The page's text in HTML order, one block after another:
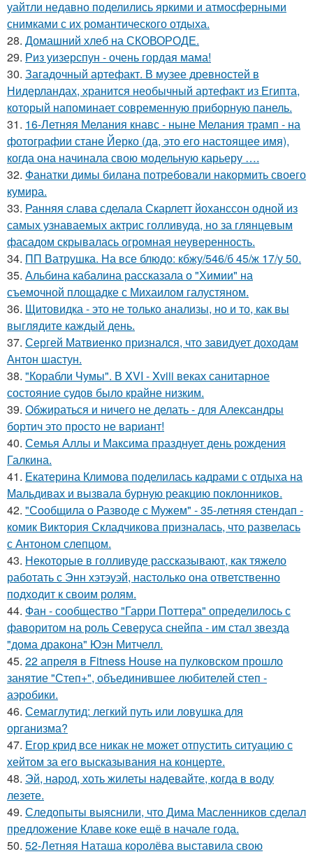
уайтли недавно поделились яркими и атмосферными
снимками с их романтического отдыха.
28. Домашний хлеб на СКОВОРОДЕ.
29. Риз уизерспун - очень гордая мама!
30. Загадочный артефакт. В музее древностей в
Нидерландах, хранится необычный артефакт из Египта,
который напоминает современную приборную панель.
31. 16-Летняя Мелания кнавс - ныне Мелания трамп - на
фотографии стане Йерко (да, это его настоящее имя),
когда она начинала свою модельную карьеру ….
32. Фанатки димы билана потребовали накормить своего
кумира.
33. Ранняя слава сделала Скарлетт йоханссон одной из
самых узнаваемых актрис голливуда, но за глянцевым
фасадом скрывалась огромная неуверенность.
34. ПП Ватрушка. На все блюдо: кбжу/546/б 45/ж 17/у 50.
35. Альбина кабалина рассказала о "Химии" на
съемочной площадке с Михаилом галустяном.
36. Щитовидка - это не только анализы, но и то, как вы
выглядите каждый день.
37. Сергей Матвиенко признался, что завидует доходам
Антон шастун.
38. "Корабли Чумы". В XVI - Xviii веках санитарное
состояние судов было крайне низким.
39. Обжираться и ничего не делать - для Александры
бортич это просто не вариант!
40. Семья Аллы и Максима празднует день рождения
Галкина.
41. Екатерина Климова поделилась кадрами с отдыха на
Мальдивах и вызвала бурную реакцию поклонников.
42. "Сообщила о Разводе с Мужем" - 35-летняя стендап -
комик Виктория Складчикова призналась, что развелась
с Антоном слепцом.
43. Некоторые в голливуде рассказывают, как тяжело
работать с Энн хэтэуэй, настолько она ответственно
подходит к своим ролям.
44. Фан - сообщество "Гарри Поттера" определилось с
фаворитом на роль Северуса снейпа - им стал звезда
"дома дракона" Юэн Митчелл.
45. 22 апреля в Fitness House на пулковском прошло
занятие "Степ+", объединившее любителей степ -
аэробики.
46. Семаглутид: легкий путь или ловушка для
организма?
47. Егор крид все никак не может отпустить ситуацию с
хейтом за его высказывания на концерте.
48. Эй, народ, хоть жилеты надевайте, когда в воду
лезете.
49. Следопыты выяснили, что Дима Масленников сделал
предложение Клаве коке ещё в начале года.
50. 52-Летняя Наташа королёва выставила свою